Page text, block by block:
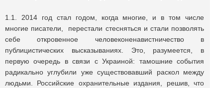
1.1. 2014 год стал годом, когда многие, и в том числе
многие писатели, перестали стесняться и стали позволять
себе откровенное человеконенавистничество в
публицистических высказываниях. Это, разумеется, в
первую очередь в связи с Украиной: тамошние события
радикально углубили уже существовавший раскол между
людьми. Российские охранительные издания, решив, что